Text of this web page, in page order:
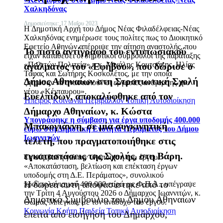
Χαλκηδόνας
Η Δημοτική Αρχή του Δήμος Νέας Φιλαδέλφειας-Νέας
Χαλκηδόνας ενημέρωσε τους πολίτες πως το Διοικητικό
Εφετείο Αθηνών απέρριψε την αίτηση αναστολής, που
είχαν καταθέσει οι δημοτικοί σύμβουλοι της παράταξης
«Πολιτών Πολιτεία» κ.κ. Μιχάλης Κουτσάκης, Ηλίας
Τάφας και Σωτήρης Κοσκολέτος, με την οποία
ζητούσαν να ανασταλούν οι εργασίες ανέγερσης του
νέου «Κένταυρου».
ΉπειροςΚοινωνίαΠεριβάλλονΤοπική Αυτοδιοίκηση
Υπογράφηκε η σύμβαση για έργα υποδομής 400.000
ευρώ στη Δημοτική Ενότητα Περάματος του Δήμου
Ιωαννιτών
Τη σύμβαση για την υλοποίηση του έργου:
«Αποκατάσταση, βελτίωση και επέκταση έργων
υποδομής στη Δ.Ε. Περάματος», συνολικού
προϋπολογισμού 400.000 ευρώ με Φ.Π.Α., υπέγραψε
την Τρίτη 4 Αυγούστου 2026 ο Δήμαρχος Ιωαννιτών, κ.
Θωμάς Μπέγκας, με τον ανάδοχο του έργου.
Κοινωνία Κρήτη Παιδεία Τοπική Αυτοδιοίκηση
Δημοσιεύτηκε: 17 Μαΐου 2023
Το πιστό αντίγραφο του εντυπωσιακού
αγάλματος του «Εφήβου», που δώρισε ο
Δήμος Αθηναίων στη Στρατιωτική Σχολή
Ευελπίδων, αποκαλύφθηκε από τον
Δήμαρχο Αθηναίων, κ. Κώστα
Μπακογιάννη, σε μία συγκινητική
τελετή, που πραγματοποιήθηκε στις
εγκαταστάσεις της Σχολής, στη Βάρη.
Η δωρεά αυτή αποφασίστηκε από το
Δημοτικό Συμβούλιο του Δήμου Αθηναίων
έπειτα από εισήγηση του Δημάρχου,